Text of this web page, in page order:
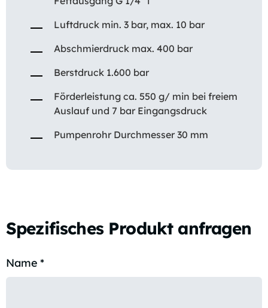
Luftdruck min. 3 bar, max. 10 bar
Abschmierdruck max. 400 bar
Berstdruck 1.600 bar
Förderleistung ca. 550 g/ min bei freiem
Auslauf und 7 bar Eingangsdruck
Pumpenrohr Durchmesser 30 mm
Spezifisches Produkt anfragen
Name *